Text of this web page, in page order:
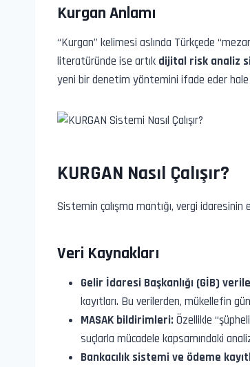
Kurgan Anlamı
“Kurgan” kelimesi aslında Türkçede
literatüründe ise artık dijital risk analiz
yeni bir denetim yöntemini ifade eder
KURGAN Nasıl Çalışır?
Sistemin çalışma mantığı, vergi idaresinin
Veri Kaynakları
Gelir İdaresi Başkanlığı (GİB)
kayıtları. Bu verilerden, mükellefin
MASAK bildirimleri:Özellikle
suçlarla mücadele kapsamındaki
Bankacılık sistemi ve ödeme